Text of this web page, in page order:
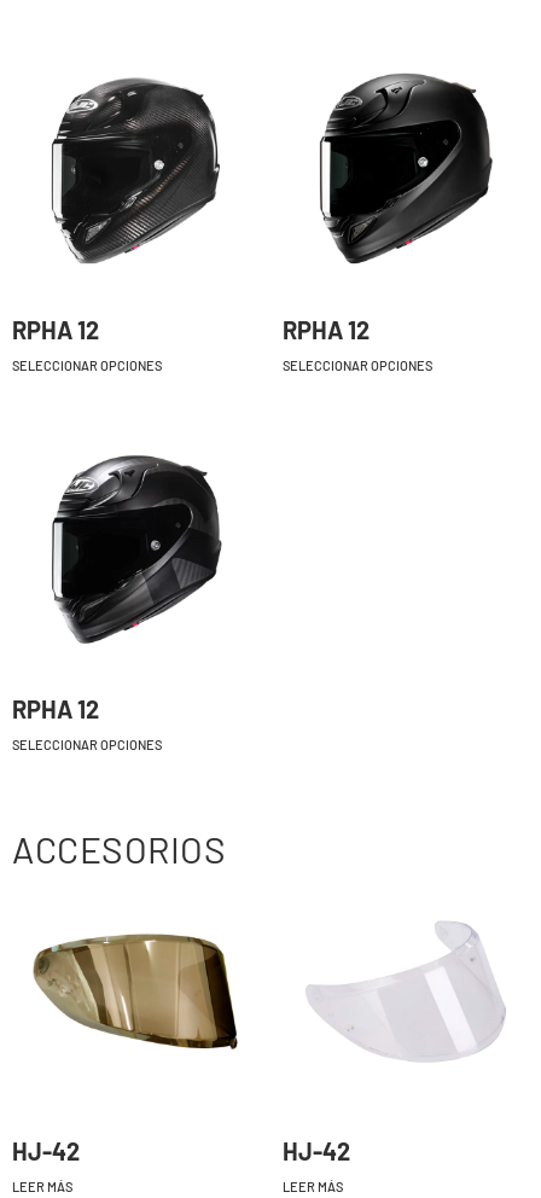
RPHA 12
SELECCIONAR OPCIONES
RPHA 12
SELECCIONAR OPCIONES
RPHA 12
SELECCIONAR OPCIONES
ACCESORIOS
HJ-42
LEER MÁS
HJ-42
LEER MÁS